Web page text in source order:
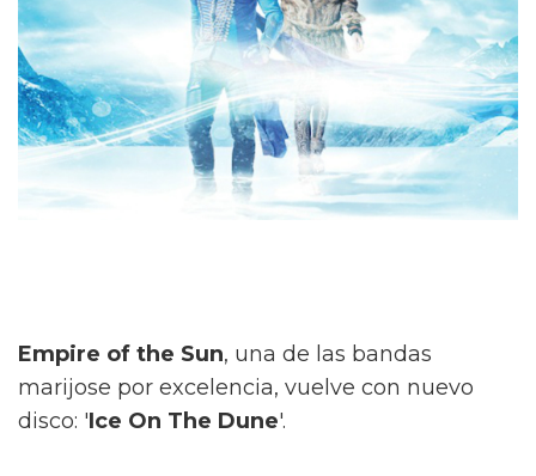
Empire of the Sun, una de las bandas
marijose por excelencia, vuelve con nuevo
disco: 'Ice On The Dune'.